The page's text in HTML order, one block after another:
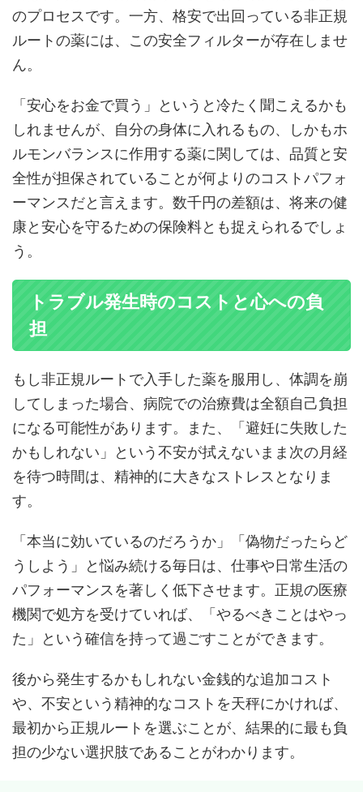
のプロセスです。一方、格安で出回っている非正規
ルートの薬には、この安全フィルターが存在しませ
ん。
「安心をお金で買う」というと冷たく聞こえるかも
しれませんが、自分の身体に入れるもの、しかもホ
ルモンバランスに作用する薬に関しては、品質と安
全性が担保されていることが何よりのコストパフォ
ーマンスだと言えます。数千円の差額は、将来の健
康と安心を守るための保険料とも捉えられるでしょ
う。
トラブル発生時のコストと心への負
担
もし非正規ルートで入手した薬を服用し、体調を崩
してしまった場合、病院での治療費は全額自己負担
になる可能性があります。また、「避妊に失敗した
かもしれない」という不安が拭えないまま次の月経
を待つ時間は、精神的に大きなストレスとなりま
す。
「本当に効いているのだろうか」「偽物だったらど
うしよう」と悩み続ける毎日は、仕事や日常生活の
パフォーマンスを著しく低下させます。正規の医療
機関で処方を受けていれば、「やるべきことはやっ
た」という確信を持って過ごすことができます。
後から発生するかもしれない金銭的な追加コスト
や、不安という精神的なコストを天秤にかければ、
最初から正規ルートを選ぶことが、結果的に最も負
担の少ない選択肢であることがわかります。